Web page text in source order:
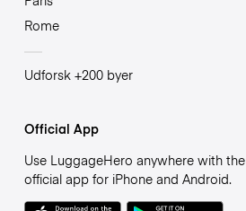
Rome
Udforsk +200 byer
Official App
Use LuggageHero anywhere with the
official app for iPhone and Android.